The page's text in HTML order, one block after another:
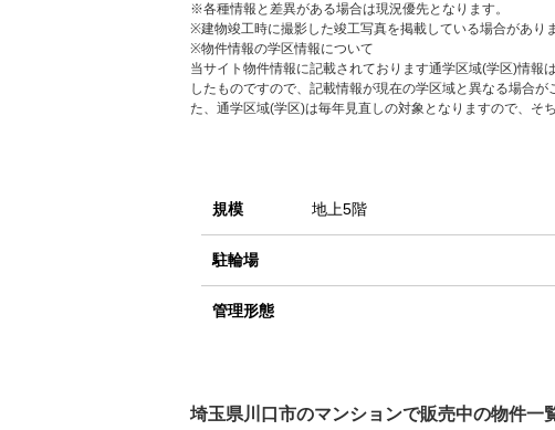
※各種情報と差異がある場合は現況優先となります。
※建物竣工時に撮影した竣工写真を掲載している場合があり
※物件情報の学区情報について
当サイト物件情報に記載されております通学区域(学区)情
したものですので、記載情報が現在の学区域と異なる場合
た、通学区域(学区)は毎年見直しの対象となりますので、そ
規模 地上5階
駐輪場
管理形態
埼玉県川口市のマンションで販売中の物件一